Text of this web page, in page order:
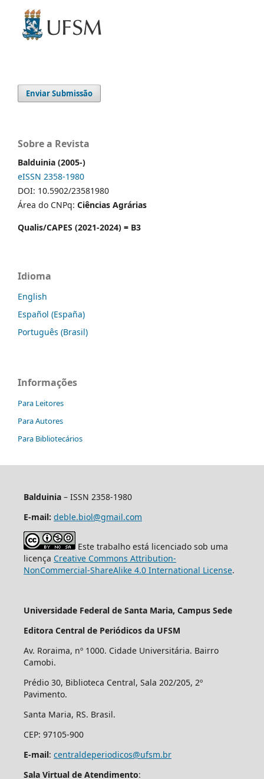
Enviar Submissão
Sobre a Revista
Balduinia (2005-)
eISSN 2358-1980
DOI: 10.5902/23581980
Área do CNPq: Ciências Agrárias
Qualis/CAPES (2021-2024) = B3
Idioma
English
Español (España)
Português (Brasil)
Informações
Para Leitores
Para Autores
Para Bibliotecários
Balduinia – ISSN 2358-1980
E-mail: deble.biol@gmail.com
Este trabalho está licenciado sob uma
licença Creative Commons Attribution-
NonCommercial-ShareAlike 4.0 International License.
Universidade Federal de Santa Maria, Campus Sede
Editora Central de Periódicos da UFSM
Av. Roraima, nº 1000. Cidade Universitária. Bairro
Camobi.
Prédio 30, Biblioteca Central, Sala 202/205, 2º
Pavimento.
Santa Maria, RS. Brasil.
CEP: 97105-900
E-mail: centraldeperiodicos@ufsm.br
Sala Virtual de Atendimento: